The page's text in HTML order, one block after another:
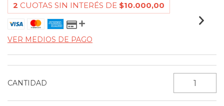
2 CUOTAS SIN INTERÉS DE $10.000,00
VER MEDIOS DE PAGO
CANTIDAD